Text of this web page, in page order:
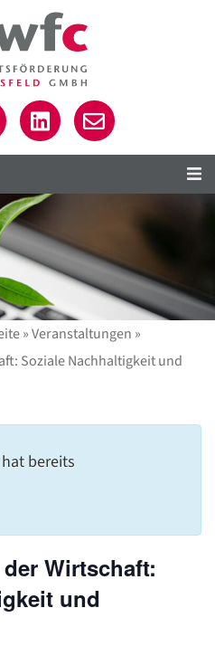
»Veranstaltungen »
Soziale Nachhaltigkeit und
bereits
Wirtschaft:
und